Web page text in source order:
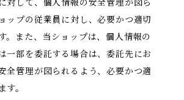
対して、個人情報の安全管理が図ら
ップの従業員に対し、必要かつ適切
。また、当ショップは、個人情報の
一部を委託する場合は、委託先にお
全管理が図られるよう、必要かつ適
す。